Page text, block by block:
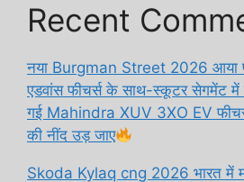
Recent
नया Burgman Street 2026 आया
एडवांस फीचर्स के साथ-स्कूटर सेगमेंट में
गई Mahindra XUV 3XO EV
की नींद उड़ जाए
Skoda Kylaq cng 2026 भारत में